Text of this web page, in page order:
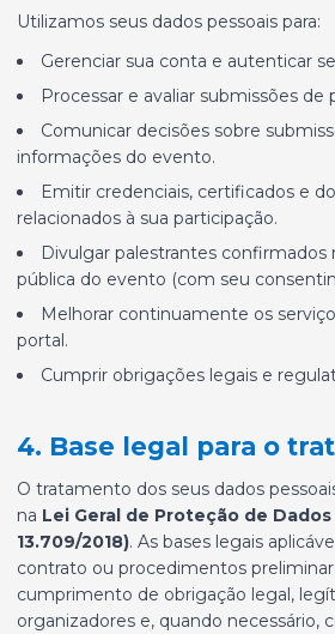
Utilizamos seus dados pessoais para:
Gerenciar sua conta e autenticar
Processar e avaliar submissões de
Comunicar decisões sobre
informações do evento.
Emitir credenciais, certificados e
relacionados à sua participação.
Divulgar palestrantes confirmados
pública do evento (com seu
Melhorar continuamente os
portal.
Cumprir obrigações legais e
4. Base legal para o
O tratamento dos seus dados
na Lei Geral de Proteção de Dados
13.709/2018). As bases legais
contrato ou procedimentos
cumprimento de obrigação legal,
organizadores e, quando necessário,